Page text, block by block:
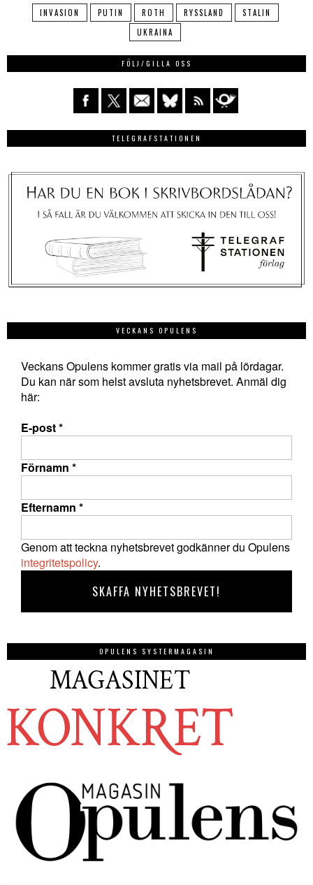
INVASION PUTIN ROTH RYSSLAND
STALIN
UKRAINA
FÖLJ/GILLA OSS
TELEGRAFSTATIONEN
VECKANS OPULENS
Veckans Opulens kommer gratis via mail på lördagar.
Du kan när som helst avsluta nyhetsbrevet. Anmäl dig
här:
E-post*
Förnamn *
Efternamn *
Genom att teckna nyhetsbrevet godkänner du Opulens
integritetspolicy.
OPULENS SYSTERMAGASIN